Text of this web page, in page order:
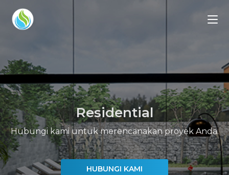
Residential
Hubungi kami untuk merencanakan proyek Anda.
HUBUNGI KAMI